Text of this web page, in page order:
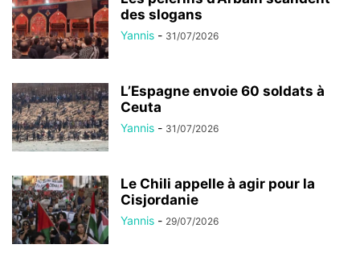
des slogans
Yannis - 31/07/2026
L’Espagne envoie 60 soldats à
Ceuta
Yannis - 31/07/2026
Le Chili appelle à agir pour la
Cisjordanie
Yannis - 29/07/2026